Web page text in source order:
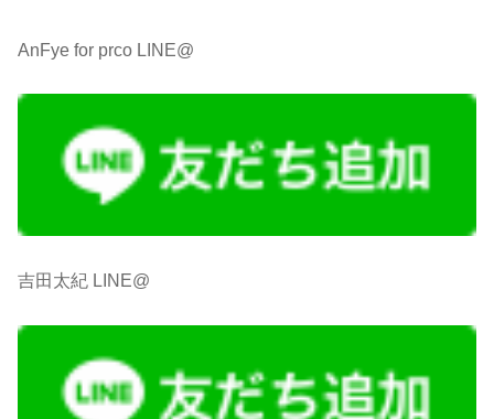
AnFye for prco LINE@
吉田太紀 LINE@